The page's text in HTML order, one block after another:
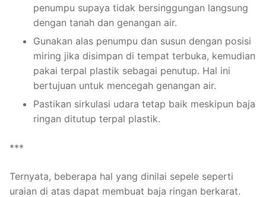
penumpu supaya tidak bersinggungan langsung
dengan tanah dan genangan air.
Gunakan alas penumpu dan susun dengan posisi
miring jika disimpan di tempat terbuka, kemudian
pakai terpal plastik sebagai penutup. Hal ini
bertujuan untuk mencegah genangan air.
Pastikan sirkulasi udara tetap baik meskipun baja
ringan ditutup terpal plastik.
***
Ternyata, beberapa hal yang dinilai sepele seperti
uraian di atas dapat membuat baja ringan berkarat.